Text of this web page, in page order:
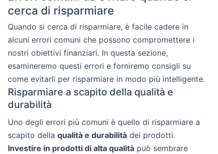
cerca di risparmiare
Quando si cerca di risparmiare, è facile cadere in
alcuni errori comuni che possono compromettere i
nostri obiettivi finanziari. In questa sezione,
esamineremo questi errori e forniremo consigli su
come evitarli per risparmiare in modo più intelligente.
Risparmiare a scapito della qualità e
durabilità
Uno degli errori più comuni è quello di risparmiare a
scapito della qualità e durabilità dei prodotti.
Investire in prodotti di alta qualità può sembrare